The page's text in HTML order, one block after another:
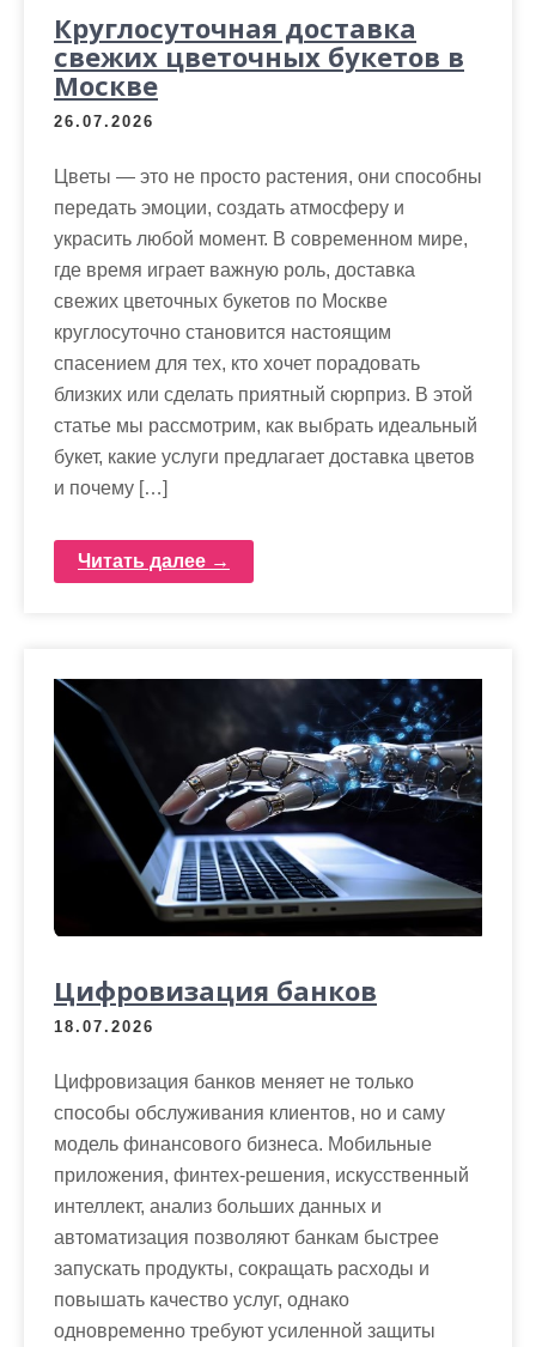
Круглосуточная доставка
свежих цветочных букетов в
Москве
26.07.2026
Цветы — это не просто растения, они способны
передать эмоции, создать атмосферу и
украсить любой момент. В современном мире,
где время играет важную роль, доставка
свежих цветочных букетов по Москве
круглосуточно становится настоящим
спасением для тех, кто хочет порадовать
близких или сделать приятный сюрприз. В этой
статье мы рассмотрим, как выбрать идеальный
букет, какие услуги предлагает доставка цветов
и почему […]
Читать далее →
Цифровизация банков
18.07.2026
Цифровизация банков меняет не только
способы обслуживания клиентов, но и саму
модель финансового бизнеса. Мобильные
приложения, финтех-решения, искусственный
интеллект, анализ больших данных и
автоматизация позволяют банкам быстрее
запускать продукты, сокращать расходы и
повышать качество услуг, однако
одновременно требуют усиленной защиты